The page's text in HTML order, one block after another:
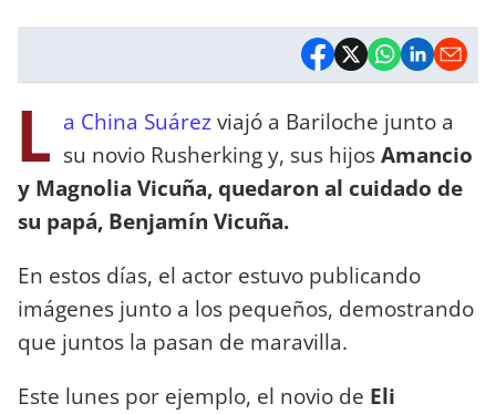
L a China Suárezviajó a Bariloche junto a
su novio Rusherking y, sus hijosAmancio
y Magnolia Vicuña, quedaron al cuidado de
su papá, Benjamín Vicuña.
En estos días, el actor estuvo publicando
imágenes junto a los pequeños, demostrando
que juntos la pasan de maravilla.
Este lunes por ejemplo, el novio de Eli